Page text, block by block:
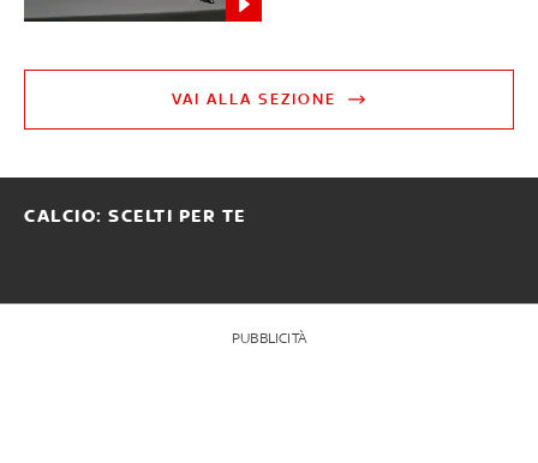
VAI ALLA SEZIONE
CALCIO: SCELTI PER TE
PUBBLICITÀ